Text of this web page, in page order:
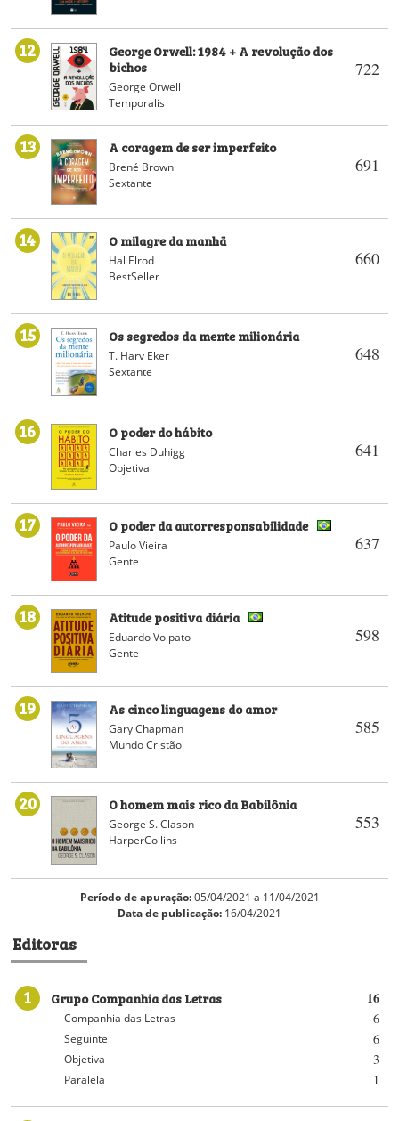
12
722
George Orwell: 1984 + A revolução dos
bichos
George Orwell
Temporalis
13
691
A coragem de ser imperfeito
Brené Brown
Sextante
14
660
O milagre da manhã
Hal Elrod
BestSeller
15
648
Os segredos da mente milionária
T. Harv Eker
Sextante
16
641
O poder do hábito
Charles Duhigg
Objetiva
17
637
O poder da autorresponsabilidade
Paulo Vieira
Gente
18
598
Atitude positiva diária
Eduardo Volpato
Gente
19
585
As cinco linguagens do amor
Gary Chapman
Mundo Cristão
20
553
O homem mais rico da Babilônia
George S. Clason
HarperCollins
Período de apuração:05/04/2021 a 11/04/2021
Data de publicação: 16/04/2021
Editoras
1 16
Grupo Companhia das Letras
6
Companhia das Letras
6
Seguinte
3
Objetiva
1
Paralela